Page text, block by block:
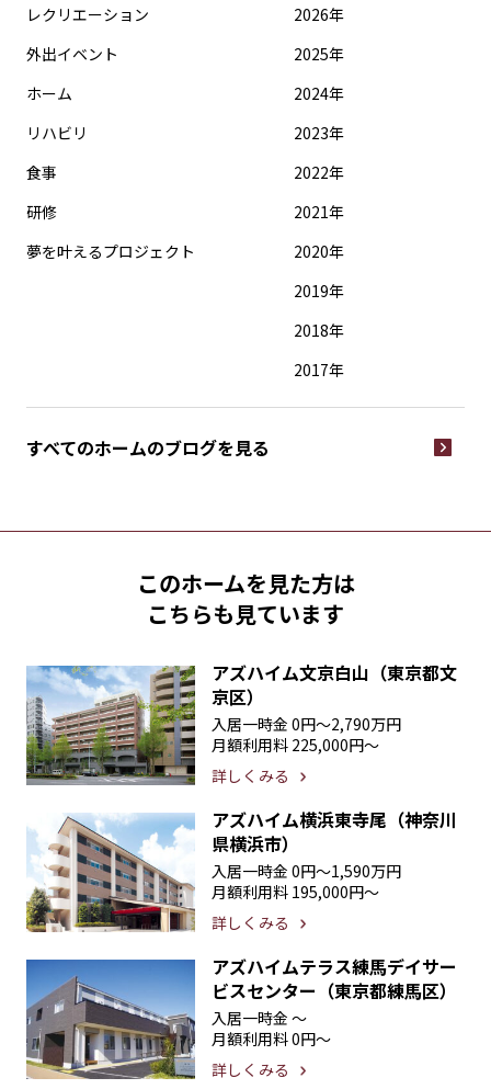
レクリエーション
外出イベント
ホーム
リハビリ
食事
研修
夢を叶えるプロジェクト
2026年
2025年
2024年
2023年
2022年
2021年
2020年
2019年
2018年
2017年
すべてのホームのブログを見る
このホームを見た方は
こちらも見ています
アズハイム文京白山（東京都文
京区）
入居一時金 0円〜2,790万円
月額利用料 225,000円〜
詳しくみる
アズハイム横浜東寺尾（神奈川
県横浜市）
入居一時金 0円〜1,590万円
月額利用料 195,000円〜
詳しくみる
アズハイムテラス練馬デイサー
ビスセンター（東京都練馬区）
入居一時金 〜
月額利用料0円〜
詳しくみる